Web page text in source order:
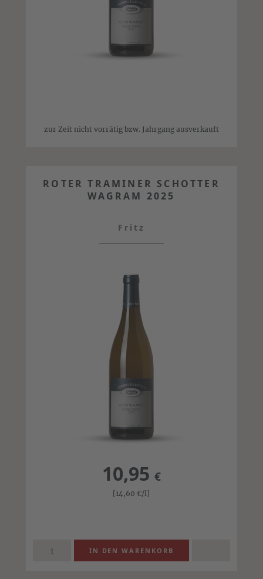
zur Zeit nicht vorrätig bzw. Jahrgang ausverkauft
ROTER TRAMINER SCHOTTER
WAGRAM 2025
Fritz
10,95 €
[14,60€/l]